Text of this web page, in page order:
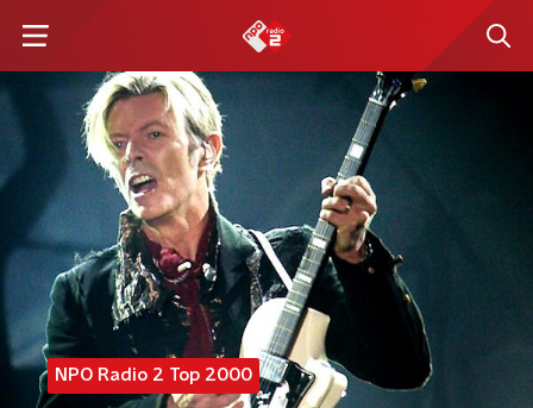
NPO Radio 2 Top 2000